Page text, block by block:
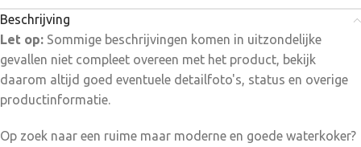
omdat je alleen de hoeveelheid kookt die je nodig hebt.
Meervoudig beveiligingssysteemDe ruime deksel met
vergrendeling zorgt er bij het opmaken van de Princess
waterkoker voor dat de stoom snel kan ontsnappen.
Daarnaast slaat de waterkoker automatisch af als het water
kookt en zodra je hem van de basis tilt. Droogkoken komt niet
voor dankzij de droogkookbeveiliging. De extra brede
Beschrijving
Let op: Sommige beschrijvingen komen in uitzondelijke
gevallen niet compleet overeen met het product, bekijk
daarom altijd goed eventuele detailfoto's, status en overige
productinformatie.
Op zoek naar een ruime maar moderne en goede waterkoker?